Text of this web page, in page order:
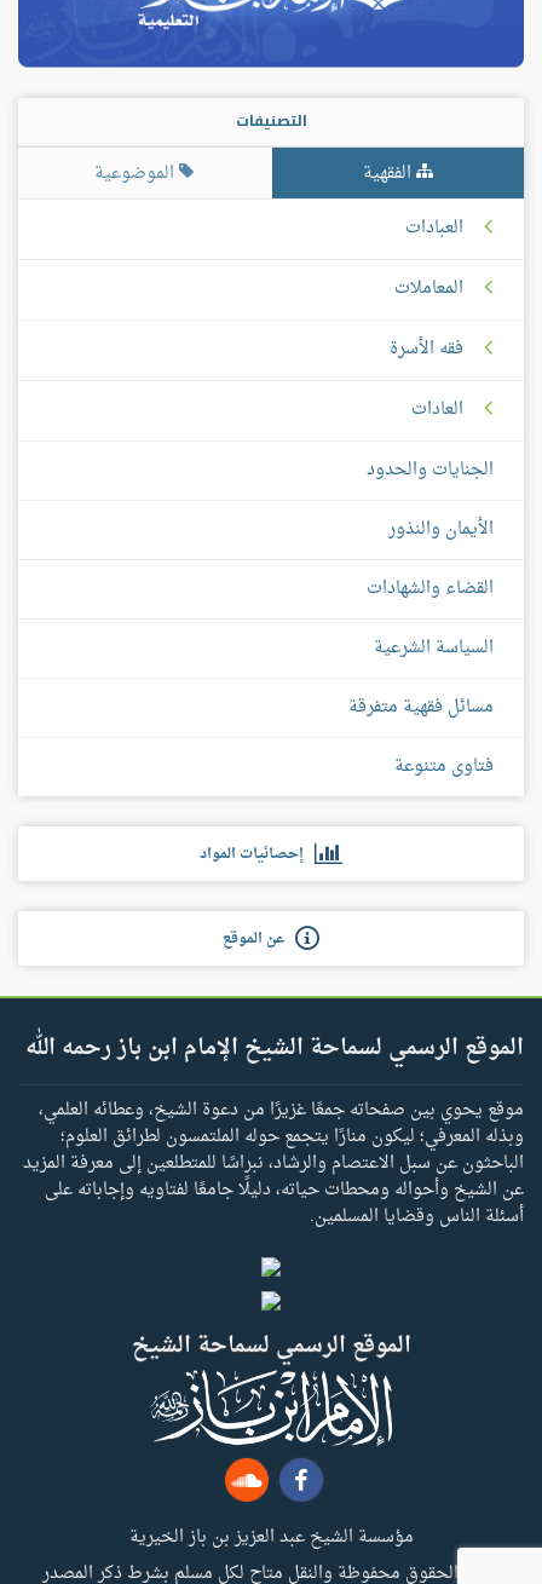
التصنيفات
الفقهية
الموضوعية
العبادات
المعاملات
فقه الأسرة
العادات
الجنايات والحدود
الأيمان والنذور
القضاء والشهادات
السياسة الشرعية
مسائل فقهية متفرقة
فتاوى متنوعة
إحصائيات المواد
عن الموقع
الموقع الرسمي لسماحة الشيخ الإمام ابن باز رحمه الله
موقع يحوي بين صفحاته جمعًا غزيرًا من دعوة الشيخ، وعطائه العلمي،
وبذله المعرفي؛ ليكون منارًا يتجمع حوله الملتمسون لطرائق العلوم؛
الباحثون عن سبل الاعتصام والرشاد، نبراسًا للمتطلعين إلى معرفة المزيد
عن الشيخ وأحواله ومحطات حياته، دليلًا جامعًا لفتاويه وإجاباته على
أسئلة الناس وقضايا المسلمين.
الموقع الرسمي لسماحة الشيخ
مؤسسة الشيخ عبد العزيز بن باز الخيرية
جميع الحقوق محفوظة والنقل متاح لكل مسلم بشرط ذكر المصدر